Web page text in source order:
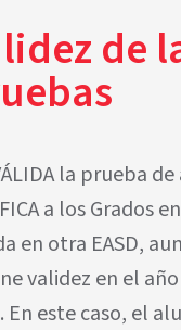
de
la prueba de
a los Grados
en otra EASD,
validez en el
En este caso, el